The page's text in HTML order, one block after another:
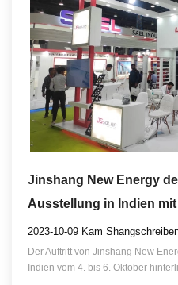
Jinshang New Energy
Ausstellung in Indien
und einem
2023-10-09 Kam
Der Auftritt von Jinshang New
Indien vom 4. bis 6. Oktober